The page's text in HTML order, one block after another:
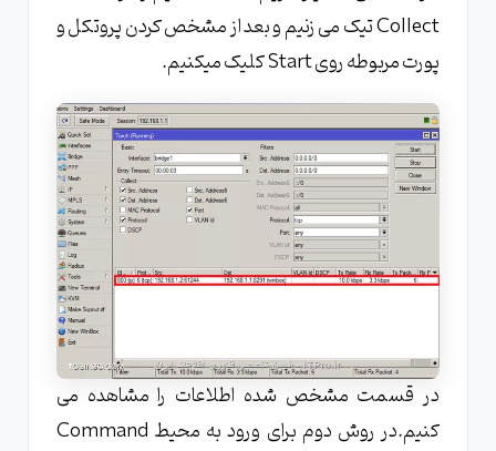
Collect تیک می زنیم و بعد از مشخص کردن پروتکل و
پورت مربوطه روی Start کلیک میکنیم.
در قسمت مشخص شده اطلاعات را مشاهده می
کنیم.در روش دوم برای ورود به محیط Command